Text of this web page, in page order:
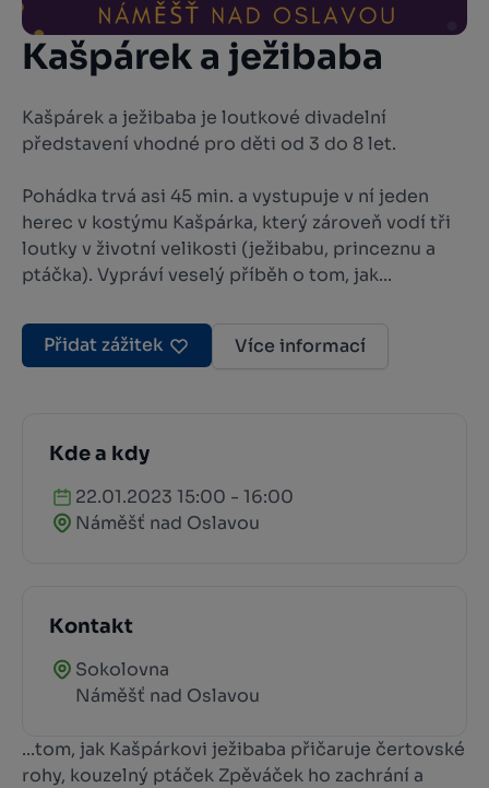
Kašpárek a ježibaba
Kašpárek a ježibaba je loutkové divadelní
představení vhodné pro děti od 3 do 8 let.
Pohádka trvá asi 45 min. a vystupuje v ní jeden
herec v kostýmu Kašpárka, který zároveň vodí tři
loutky v životní velikosti (ježibabu, princeznu a
ptáčka). Vypráví veselý příběh o tom, jak...
Přidat zážitek Více informací
Kde a kdy
22.01.2023 15:00 - 16:00
Náměšť nad Oslavou
Kontakt
Sokolovna
Náměšť nad Oslavou
...tom, jak Kašpárkovi ježibaba přičaruje čertovské
rohy, kouzelný ptáček Zpěváček ho zachrání a